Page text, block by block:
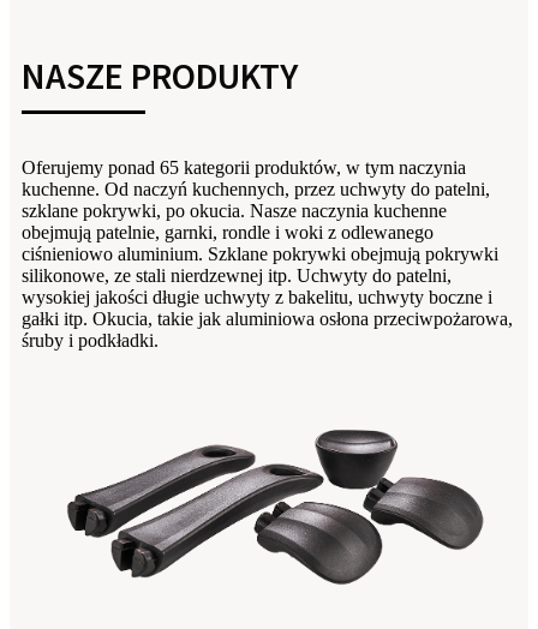
NASZE PRODUKTY
Oferujemy ponad 65 kategorii produktów, w tym naczynia
kuchenne. Od naczyń kuchennych, przez uchwyty do patelni,
szklane pokrywki, po okucia. Nasze naczynia kuchenne
obejmują patelnie, garnki, rondle i woki z odlewanego
ciśnieniowo aluminium. Szklane pokrywki obejmują pokrywki
silikonowe, ze stali nierdzewnej itp. Uchwyty do patelni,
wysokiej jakości długie uchwyty z bakelitu, uchwyty boczne i
gałki itp. Okucia, takie jak aluminiowa osłona przeciwpożarowa,
śruby i podkładki.